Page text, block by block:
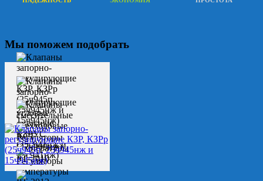
Мы поможем подобрать